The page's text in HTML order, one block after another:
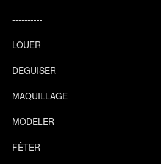
----------
LOUER
DEGUISER
MAQUILLAGE
MODELER
FÊTER